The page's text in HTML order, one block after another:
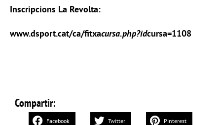
Inscripcions La Revolta:
www.dsport.cat/ca/fitxacursa.php?idcursa=1108
Compartir:
Facebook Twitter Pinterest